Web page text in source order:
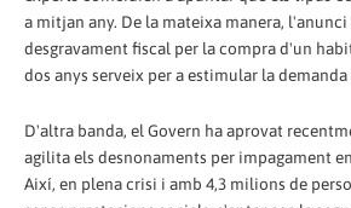
a mitjan any. De la mateixa manera,
desgravament fiscal per la compra d'un
dos anys serveix per a estimular la
D'altra banda, el Govern ha aprovat
agilita els desnonaments per impagament
Així, en plena crisi i amb 4,3 milions de